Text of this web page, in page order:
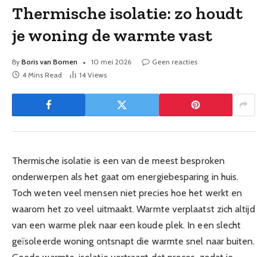
Thermische isolatie: zo houdt
je woning de warmte vast
By Boris van Bomen 10 mei 2026
Geen reacties
4 Mins Read
14 Views
Thermische isolatie is een van de meest besproken
onderwerpen als het gaat om energiebesparing in huis.
Toch weten veel mensen niet precies hoe het werkt en
waarom het zo veel uitmaakt. Warmte verplaatst zich altijd
van een warme plek naar een koude plek. In een slecht
geïsoleerde woning ontsnapt die warmte snel naar buiten.